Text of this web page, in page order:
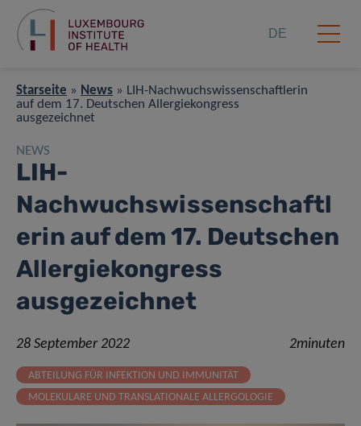
DE
Starseite » News » LIH-Nachwuchswissenschaftlerin
auf dem 17. Deutschen Allergiekongress
ausgezeichnet
NEWS
LIH-
Nachwuchswissenschaftl
erin auf dem 17. Deutschen
Allergiekongress
ausgezeichnet
28 September 2022 2minuten
ABTEILUNG FÜR INFEKTION UND IMMUNITÄT
MOLEKULARE UND TRANSLATIONALE ALLERGOLOGIE